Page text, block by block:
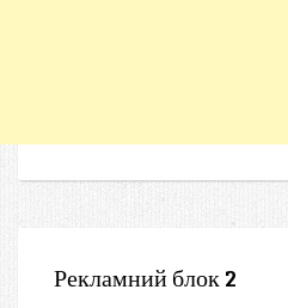
Рекламний блок 2